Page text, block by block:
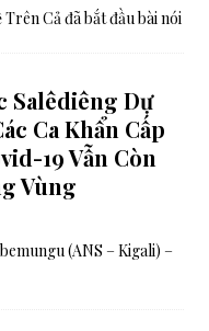
Trên Cả đã bắt đầu bài nói
Salêdiêng Dự
Ca Khẩn Cấp
19 Vẫn Còn
Vùng
(ANS – Kigali) –